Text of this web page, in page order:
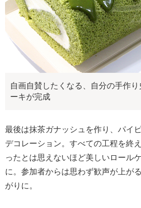
自画自賛したくなる、自分の手作
ーキが完成
最後は抹茶ガナッシュを作り、パイ
デコレーション。すべての工程を終
ったとは思えないほど美しいロール
に。参加者からは思わず歓声が上が
がりに。